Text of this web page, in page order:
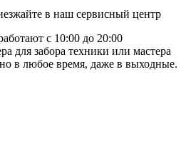
в наш сервисный центр
с 10:00 до 20:00
для забора техники или мастера
в любое время, даже в выходные.